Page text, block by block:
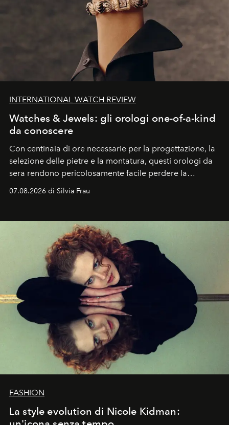
INTERNATIONAL WATCH REVIEW
Watches & Jewels: gli orologi one-of-a-kind
da conoscere
Con centinaia di ore necessarie per la progettazione, la
selezione delle pietre e la montatura, questi orologi da
sera rendono pericolosamente facile perdere la
07.08.2026 di Silvia Frau
FASHION
La style evolution di Nicole Kidman: